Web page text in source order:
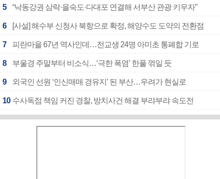
5 “낙동강권 삼락·을숙도·다대포 연결해 서부산 관광 키우자”
6 [사설] 해수부 신청사 북항으로 확정, 해양수도 도약의 전환점
7 피란마을 67년 역사인데…전교생 24명 아미초 통폐합 기로
8 부울경 주말부터 비소식…‘극한 폭염’ 한풀 꺾일 듯
9 외국인 선원 ‘인신매매 경유지’ 된 부산…우려가 현실로
10 수사독점 책임 커진 경찰, 방치사건 해결 부랴부랴 속도전